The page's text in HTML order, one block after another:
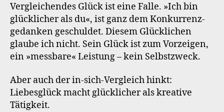
Vergleichendes Glück ist eine Falle. »Ich bin
glücklicher als du«, ist ganz dem Konkurrenz-
gedanken geschuldet. Diesem Glücklichen
glaube ich nicht. Sein Glück ist zum Vorzeigen,
ein »messbare« Leistung – kein Selbstzweck.
Aber auch der in-sich-Vergleich hinkt:
Liebesglück macht glücklicher als kreative
Tätigkeit.